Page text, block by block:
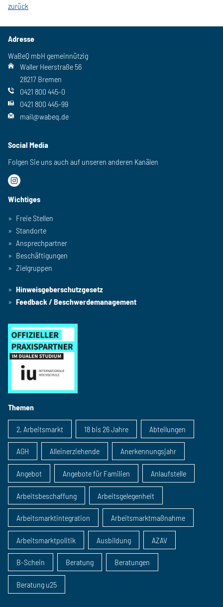
zurück
Adresse
WaBeQ mbH gemeinnützig
Waller Heerstraße 56
28217 Bremen
0421 800 445-0
0421 800 445-99
mail@wabeq.de
Social Media
Folgen Sie uns auch auf unseren anderen Kanälen
Wichtiges
Freie Stellen
Standorte
Ansprechpartner
Beschäftigungen
Zielgruppen
Hinweisgeberschutzgesetz
Feedback / Beschwerdemanagement
Themen
2. Arbeitsmarkt 18 bis 26 Jahre Abteilungen
AGH Alleinerziehende Anerkennungsjahr
Angebot Angebote für Familien Anlaufstelle
Arbeitsbeschaffung Arbeitsgelegenheit
Arbeitsmarktintegration Arbeitsmarktmaßnahme
Arbeitsmarktpolitik Ausbildung AZAV
B-Schein Beratung Beratungen
Beratung u25